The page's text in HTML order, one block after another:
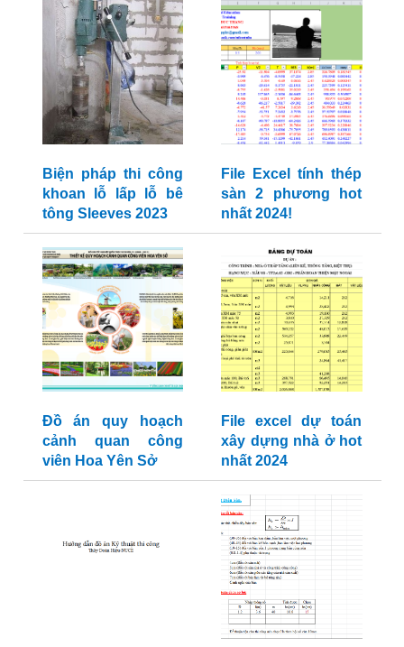
Biện pháp thi công
khoan lỗ lấp lỗ bê
tông Sleeves 2023
File Excel tính thép
sàn 2 phương hot
nhất 2024!
Đồ án quy hoạch
cảnh quan công
viên Hoa Yên Sở
File excel dự toán
xây dựng nhà ở hot
nhất 2024